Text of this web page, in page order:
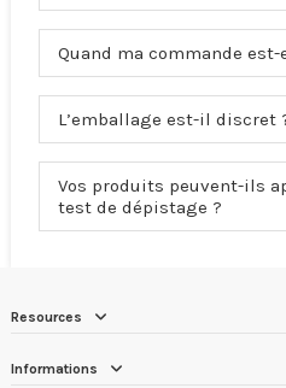
Quand ma commande
L’emballage est-il discret
Vos produits peuvent-ils
test de dépistage ?
Resources
Informations